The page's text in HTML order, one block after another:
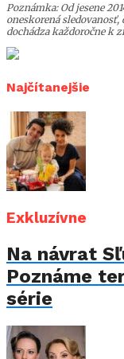
Poznámka: Od jesene
oneskorená sledovanosť,
dochádza každoročne k
Najčítanejšie
Exkluzívne
Na návrat
Poznáme
série